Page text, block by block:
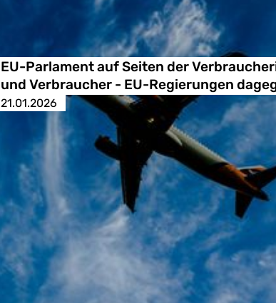
EU-Parlament auf Seiten der
und Verbraucher - EU-Regierungen
21.01.2026